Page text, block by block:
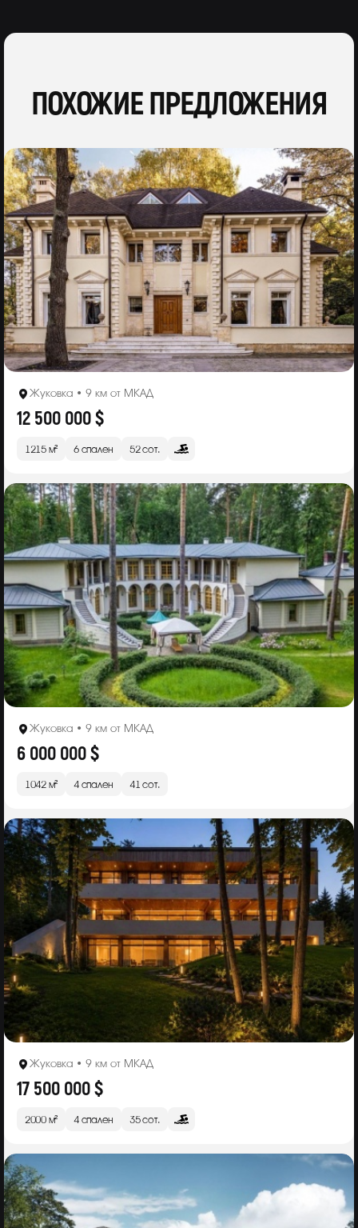
ПОХОЖИЕ ПРЕДЛОЖЕНИЯ
Жуковка • 9 км от МКАД
12 500 000 $
1215 м² 6 спален 52 сот.
Жуковка • 9 км от МКАД
6 000 000 $
1042 м² 4 спален 41 сот.
Жуковка • 9 км от МКАД
17 500 000 $
2000 м² 4 спален 35 сот.